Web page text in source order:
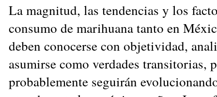
La magnitud, las tendencias y los
consumo de marihuana tanto en
deben conocerse con objetividad,
asumirse como verdades transitorias,
probablemente seguirán